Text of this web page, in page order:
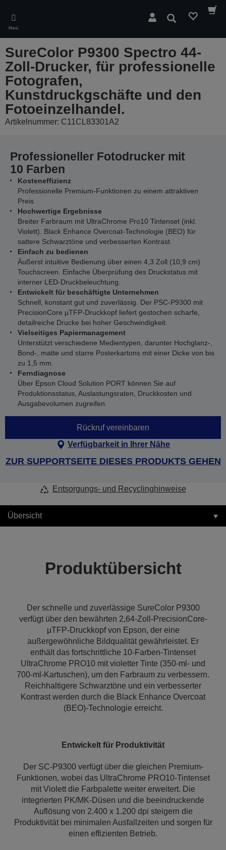
main
content
Menü
Suchen
SureColor P9300 Spectro 44-
Zoll-Drucker, für professionelle
Fotografen,
Kunstdruckgschäfte und den
Fotoeinzelhandel.
Artikelnummer: C11CL83301A2
Professioneller Fotodrucker mit
10 Farben
Kosteneffizienz
Professionelle Premium-Funktionen zu einem attraktiven
Preis
Hochwertige Ergebnisse
Breiter Farbraum mit UltraChrome Pro10 Tintenset (inkl.
Violett). Black Enhance Overcoat-Technologie (BEO) für
sattere Schwarztöne und verbesserten Kontrast.
Einfach zu bedienen
Äußerst intuitive Bedienung über einen 4,3 Zoll (10,9 cm)
Touchscreen. Einfache Überprüfung des Druckstatus mit
interner LED-Druckbeleuchtung.
Entwickelt für beschäftigte Unternehmen
Schnell, konstant gut und zuverlässig. Der PSC-P9300 mit
PrecisionCore µTFP-Druckkopf liefert gestochen scharfe,
detailreiche Drucke bei hoher Geschwindigkeit.
Vielseitiges Papiermanagement
Unterstützt verschiedene Medientypen, darunter Hochglanz-,
Bond-, matte und starre Posterkartons mit einer Dicke von bis
zu 1,5 mm.
Ferndiagnose
Über Epson Cloud Solution PORT können Sie auf
Produktionsstatus, Auslastungsraten, Druckkosten und
Ausgabevolumen zugreifen.
Rückruf vereinbaren
Verfügbarkeit in Ihrer Nähe
ZUR SUPPORTSEITE DIESES PRODUKTS GEHEN
Entsorgungs- und Recyclinghinweise
Übersicht
Produktübersicht
Der schnelle und zuverlässige SureColor P9300
verfügt über den bewährten 2,64-Zoll-PrecisionCore-
µTFP-Druckkopf von Epson, der eine
außergewöhnliche Bildqualität gewährleistet. Er
enthält das fortschrittliche 10-Farben-Tintenset
UltraChrome PRO10 mit violetter Tinte (350-ml- und
700-ml-Kartuschen), um den Farbraum zu verbessern.
Reichhaltigere Schwarztöne und ein verbesserter
Kontrast werden durch die Black Enhance Overcoat
(BEO)-Technologie erreicht.
Entwickelt für Produktivität
Der SC-P9300 verfügt über die gleichen Premium-
Funktionen, wobei das UltraChrome PRO10-Tintenset
mit Violett die Farbpalette weiter erweitert. Die
integrierten PK/MK-Düsen und die beeindruckende
Auflösung von 2.400 x 1.200 dpi steigern die
Produktivität bei minimalen Ausfallzeiten und sorgen für
einen effizienten Betrieb.